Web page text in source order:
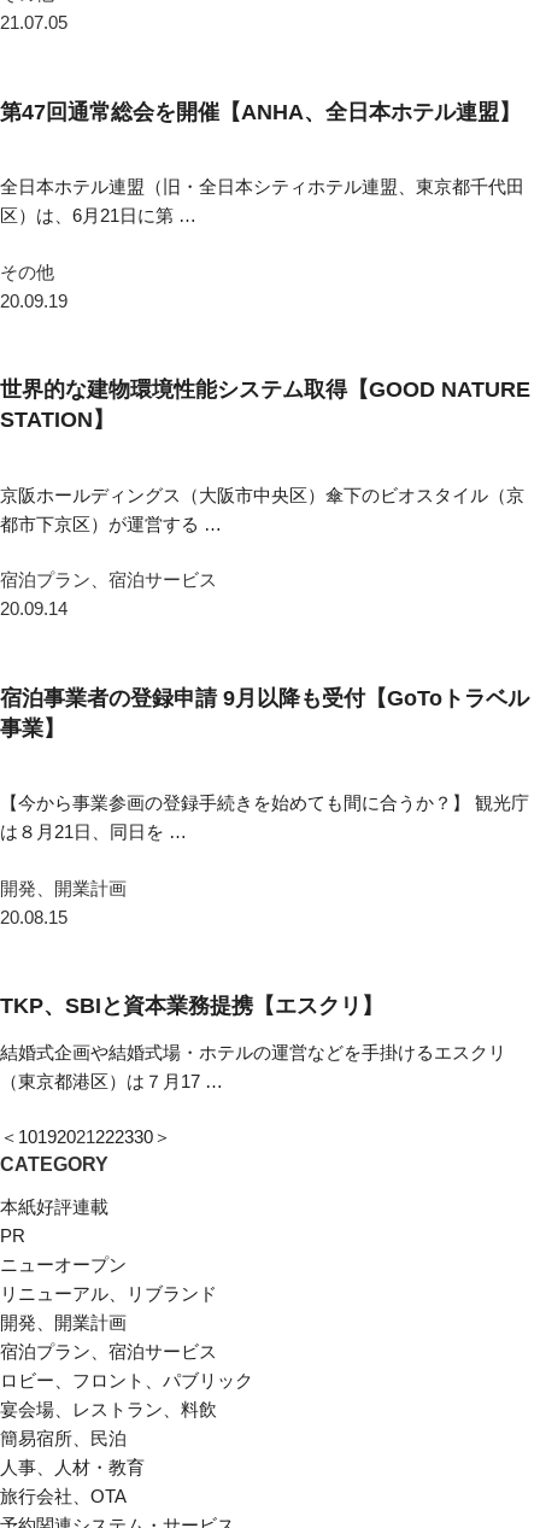
21.07.05
第47回通常総会を開催【ANHA、全日本ホテル連盟】
全日本ホテル連盟（旧・全日本シティホテル連盟、東京都千代田
区）は、6月21日に第 …
その他
20.09.19
世界的な建物環境性能システム取得【GOOD NATURE
STATION】
京阪ホールディングス（大阪市中央区）傘下のビオスタイル（京
都市下京区）が運営する …
宿泊プラン、宿泊サービス
20.09.14
宿泊事業者の登録申請 9月以降も受付【GoToトラベル
事業】
【今から事業参画の登録手続きを始めても間に合うか？】 観光庁
は８月21日、同日を …
開発、開業計画
20.08.15
TKP、SBIと資本業務提携【エスクリ】
結婚式企画や結婚式場・ホテルの運営などを手掛けるエスクリ
（東京都港区）は７月17 …
＜ 10192021222330＞
CATEGORY
本紙好評連載
PR
ニューオープン
リニューアル、リブランド
開発、開業計画
宿泊プラン、宿泊サービス
ロビー、フロント、パブリック
宴会場、レストラン、料飲
簡易宿所、民泊
人事、人材・教育
旅行会社、OTA